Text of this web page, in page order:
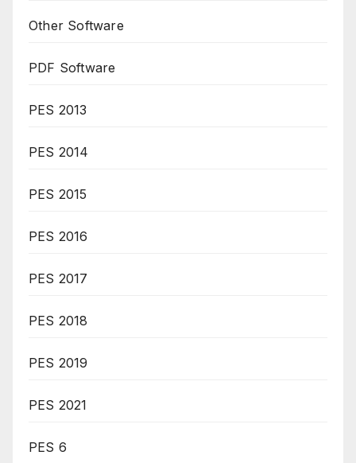
Other Software
PDF Software
PES 2013
PES 2014
PES 2015
PES 2016
PES 2017
PES 2018
PES 2019
PES 2021
PES 6